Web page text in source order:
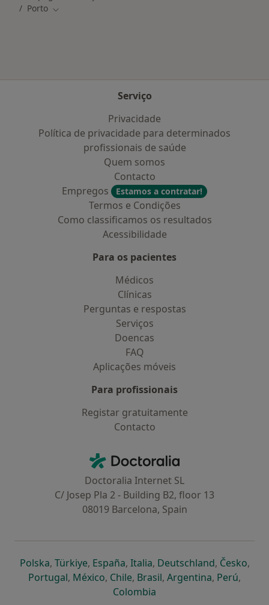
Porto Mudar de cidade
Serviço
Privacidade
Política de privacidade para determinados
profissionais de saúde
Quem somos
Contacto
Empregos
Estamos a contratar!
Termos e Condições
Como classificamos os resultados
Acessibilidade
Para os pacientes
Médicos
Clínicas
Perguntas e respostas
Serviços
Doencas
FAQ
Aplicações móveis
Para profissionais
Registar gratuitamente
Contacto
Doctoralia - Homepage
Doctoralia Internet SL
C/ Josep Pla 2 - Building B2, floor 13
08019 Barcelona, Spain
Polskaabre num novo separador
, Türkiyeabre num novo separador
, Españaabre num novo separador
, Italiaabre num novo
, Deutschlandabre num
, Česko,
Portugalabre num novo separador
, Méxicoabre num novo separador
, Chileabre num novo separador
, Brasilabre num novo
, Argentinaabre num
, Perúabre
,
Colombia